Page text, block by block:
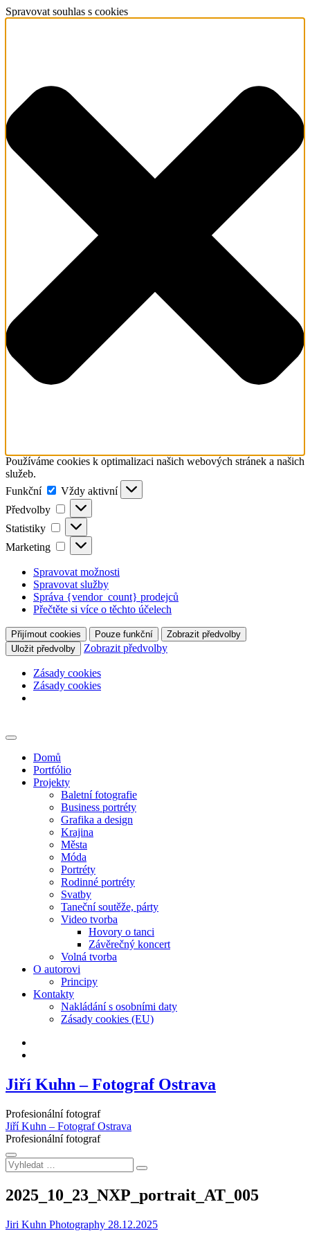
Spravovat souhlas s cookies
Používáme cookies k optimalizaci našich webových stránek a našich
služeb.
Funkční
Funkční
Vždy aktivní
Předvolby
Předvolby
Statistiky Statistiky
Marketing Marketing
Spravovat možnosti
Spravovat služby
Správa {vendor_count} prodejců
Přečtěte si více o těchto účelech
Přijímout cookies Pouze funkční
Zobrazit předvolby
Uložit předvolby
Zobrazit předvolby
Zásady cookies
Zásady cookies
to
Domů
Portfólio
Projekty
Baletní fotografie
Business portréty
Grafika a design
Krajina
Města
Móda
Portréty
Rodinné portréty
Svatby
Taneční soutěže, párty
Video tvorba
Hovory o tanci
Závěrečný koncert
Volná tvorba
O autorovi
Principy
Kontakty
Nakládání s osobními daty
Zásady cookies (EU)
Jiří Kuhn – Fotograf Ostrava
Profesionální fotograf
Jiří Kuhn – Fotograf Ostrava
Profesionální fotograf
Vyhledat
…
2025_10_23_NXP_portrait_AT_005
Jiri Kuhn Photography 28.12.2025